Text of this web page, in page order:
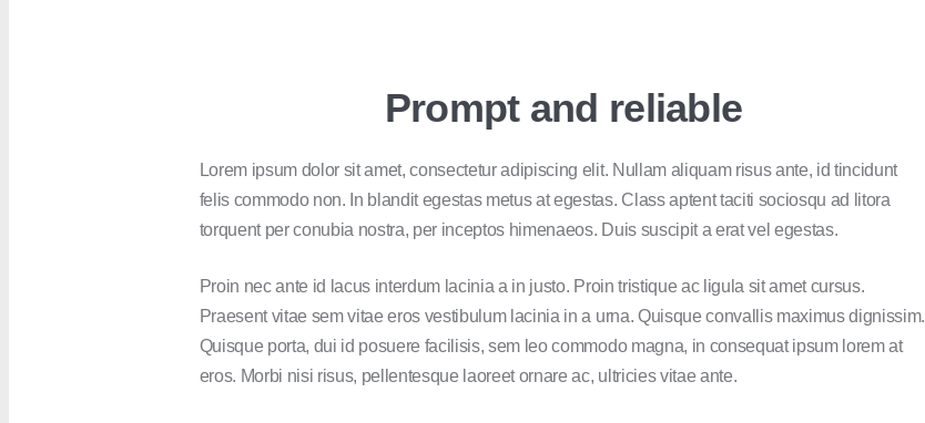
Prompt and reliable
Lorem ipsum dolor sit amet, consectetur adipiscing elit. Nullam aliquam risus ante, id tincidunt
felis commodo non. In blandit egestas metus at egestas. Class aptent taciti sociosqu ad litora
torquent per conubia nostra, per inceptos himenaeos. Duis suscipit a erat vel egestas.
Proin nec ante id lacus interdum lacinia a in justo. Proin tristique ac ligula sit amet cursus.
Praesent vitae sem vitae eros vestibulum lacinia in a urna. Quisque convallis maximus dignissim.
Quisque porta, dui id posuere facilisis, sem leo commodo magna, in consequat ipsum lorem at
eros. Morbi nisi risus, pellentesque laoreet ornare ac, ultricies vitae ante.